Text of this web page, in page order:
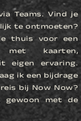
Teams. Vind je
te ontmoeten?
thuis voor een
met kaarten,
eigen ervaring.
ik een bijdrage
bij Now Now?
gewoon met de